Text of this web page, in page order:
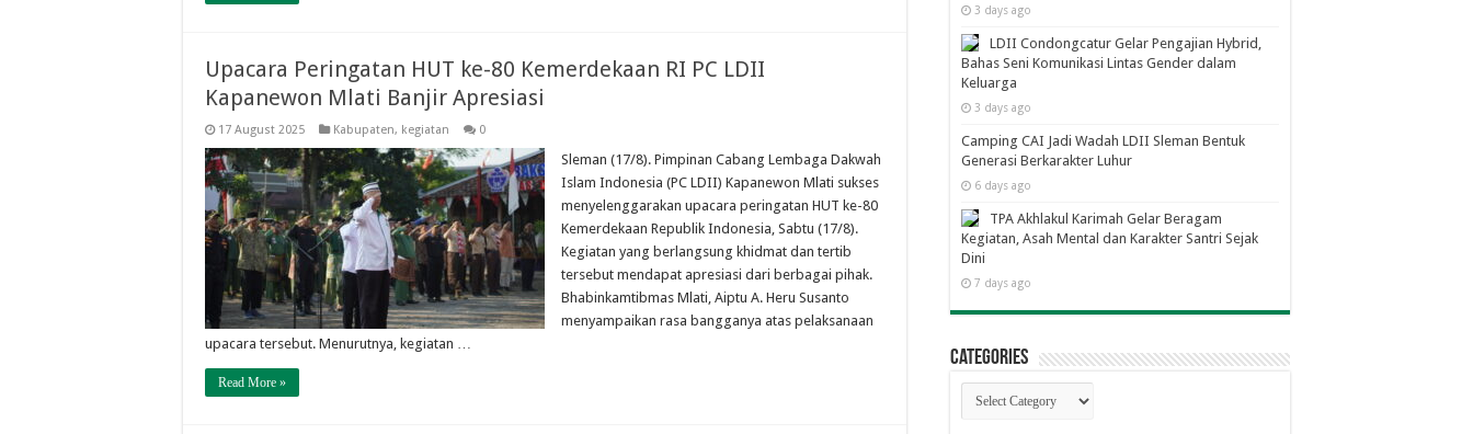
Upacara Peringatan HUT ke-80 Kemerdekaan RI PC LDII
Kapanewon Mlati Banjir Apresiasi
17 August 2025 Kabupaten, kegiatan 0
Sleman (17/8). Pimpinan Cabang Lembaga Dakwah
Islam Indonesia (PC LDII) Kapanewon Mlati sukses
menyelenggarakan upacara peringatan HUT ke-80
Kemerdekaan Republik Indonesia, Sabtu (17/8).
Kegiatan yang berlangsung khidmat dan tertib
tersebut mendapat apresiasi dari berbagai pihak.
Bhabinkamtibmas Mlati, Aiptu A. Heru Susanto
menyampaikan rasa bangganya atas pelaksanaan
upacara tersebut. Menurutnya, kegiatan …
Read More »
3 days ago
LDII Condongcatur Gelar Pengajian Hybrid,
Bahas Seni Komunikasi Lintas Gender dalam
Keluarga
3 days ago
Camping CAI Jadi Wadah LDII Sleman Bentuk
Generasi Berkarakter Luhur
6 days ago
TPA Akhlakul Karimah Gelar Beragam
Kegiatan, Asah Mental dan Karakter Santri Sejak
Dini
7 days ago
Categories
Categories